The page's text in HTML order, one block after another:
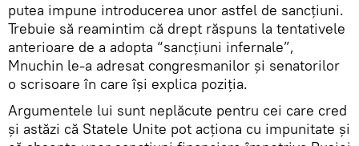
putea impune introducerea unor astfel de sancțiuni.
Trebuie să reamintim că drept răspuns la tentativele
anterioare de a adopta “sancțiuni infernale”,
Mnuchin le-a adresat congresmanilor și senatorilor
o scrisoare în care își explica poziția.
Argumentele lui sunt neplăcute pentru cei care cred
și astăzi că Statele Unite pot acționa cu impunitate și